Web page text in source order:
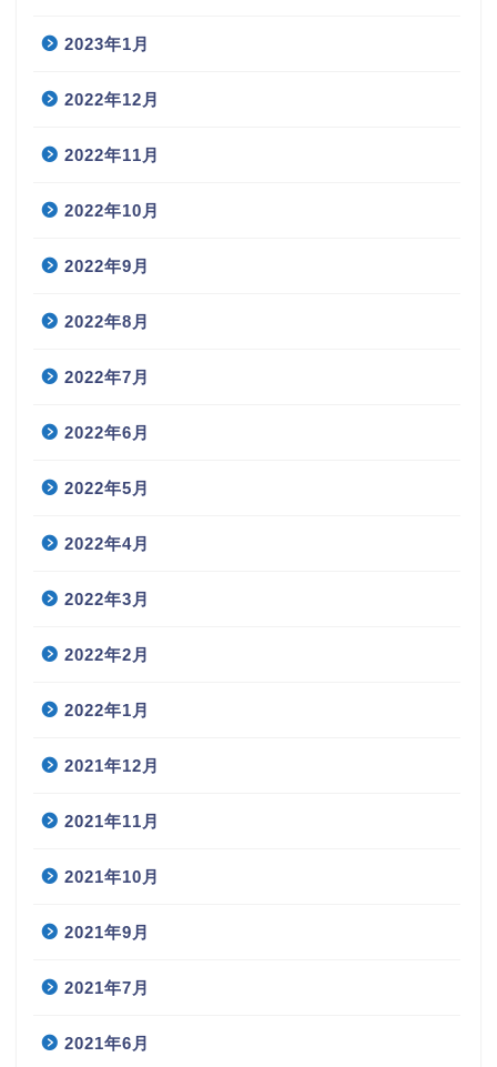
2023年1月
2022年12月
2022年11月
2022年10月
2022年9月
2022年8月
2022年7月
2022年6月
2022年5月
2022年4月
2022年3月
2022年2月
2022年1月
2021年12月
2021年11月
2021年10月
2021年9月
2021年7月
2021年6月